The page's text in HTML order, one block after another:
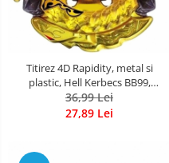
Titirez 4D Rapidity, metal si
plastic, Hell Kerbecs BB99,
Flame, cu lansator si varf metalic
36,99 Lei
27,89 Lei